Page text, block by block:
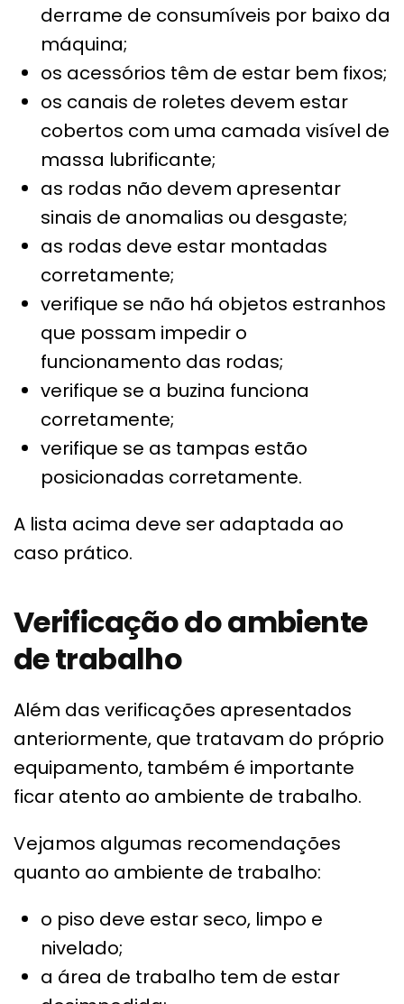
derrame de consumíveis por baixo da
máquina;
os acessórios têm de estar bem fixos;
os canais de roletes devem estar
cobertos com uma camada visível de
massa lubrificante;
as rodas não devem apresentar
sinais de anomalias ou desgaste;
as rodas deve estar montadas
corretamente;
verifique se não há objetos estranhos
que possam impedir o
funcionamento das rodas;
verifique se a buzina funciona
corretamente;
verifique se as tampas estão
posicionadas corretamente.
A lista acima deve ser adaptada ao
caso prático.
Verificação do ambiente
de trabalho
Além das verificações apresentados
anteriormente, que tratavam do próprio
equipamento, também é importante
ficar atento ao ambiente de trabalho.
Vejamos algumas recomendações
quanto ao ambiente de trabalho:
o piso deve estar seco, limpo e
nivelado;
a área de trabalho tem de estar